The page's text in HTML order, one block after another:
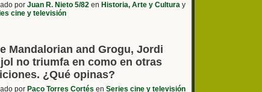
porJuan R. Nieto 5/82 en Historia, Arte y Cultura y
cine y televisión
Mandalorian and Grogu, Jordi
no triumfa en como en otras
¿Qué opinas?
por Paco Torres Cortés enSeries cine y televisión